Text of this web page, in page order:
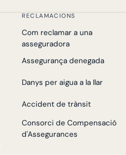
RECLAMACIONS
Com reclamar a una
asseguradora
Assegurança denegada
Danys per aigua a la llar
Accident de trànsit
Consorci de Compensació
d'Assegurances